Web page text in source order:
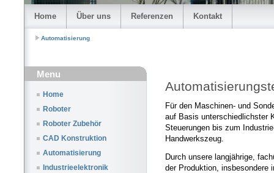
Home Über uns Referenzen Kontakt
Automatisierung
Menu
Home
Roboter
Roboter Zubehör
CAD Konstruktion
Automatisierung
Industrieelektronik
Für den Maschinen- und
auf Basis unterschiedlichster
Steuerungen bis zum
Handwerkszeug.
Durch unsere langjährige,
der Produktion, insbesondere